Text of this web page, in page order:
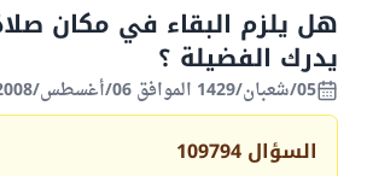
هل يلزم البقاء في مكان
يدرك الفضيلة ؟
05/شعبان/1429 الموافق 06/أغسطس/2008
السؤال 109794